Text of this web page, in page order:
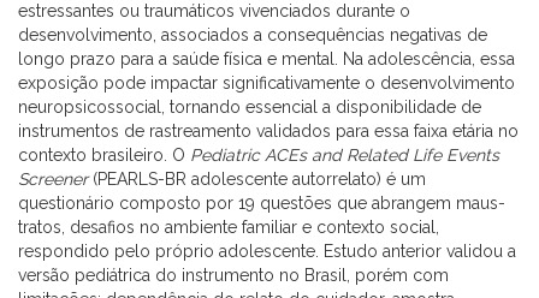
estressantes ou traumáticos vivenciados durante o
desenvolvimento, associados a consequências negativas de
longo prazo para a saúde física e mental. Na adolescência, essa
exposição pode impactar significativamente o desenvolvimento
neuropsicossocial, tornando essencial a disponibilidade de
instrumentos de rastreamento validados para essa faixa etária no
contexto brasileiro. O Pediatric ACEs and Related Life Events
Screener(PEARLS-BR adolescente autorrelato) é um
questionário composto por 19 questões que abrangem maus-
tratos, desafios no ambiente familiar e contexto social,
respondido pelo próprio adolescente. Estudo anterior validou a
versão pediátrica do instrumento no Brasil, porém com